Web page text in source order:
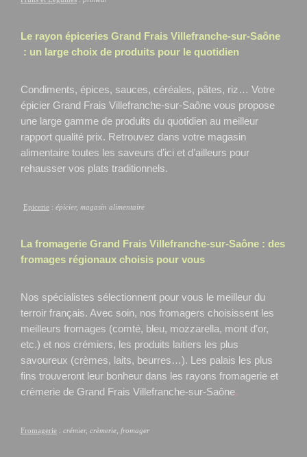
Le rayon épiceries Grand Frais Villefranche-sur-Saône
: un large choix de produits pour le quotidien
Condiments, épices, sauces, céréales, pâtes, riz… Votre
épicier Grand Frais Villefranche-sur-Saône vous propose
une large gamme de produits du quotidien au meilleur
rapport qualité prix. Retrouvez dans votre magasin
alimentaire toutes les saveurs d’ici et d’ailleurs pour
rehausser vos plats traditionnels.
Epicerie : épicier, magasin alimentaire
La fromagerie Grand Frais Villefranche-sur-Saône : des
fromages régionaux choisis pour vous
Nos spécialistes sélectionnent pour vous le meilleur du
terroir français. Avec soin, nos fromagers choisissent les
meilleurs fromages (comté, bleu, mozzarella, mont d’or,
etc.) et nos crémiers, les produits laitiers les plus
savoureux (crèmes, laits, beurres…). Les palais les plus
fins trouveront leur bonheur dans les rayons fromagerie et
crèmerie de Grand Frais Villefranche-sur-Saône.
Fromagerie : crémier, crèmerie, fromager